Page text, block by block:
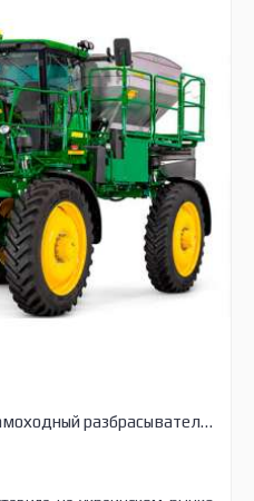
John Deere представила самоходный разбрасыватель сухих удобрений